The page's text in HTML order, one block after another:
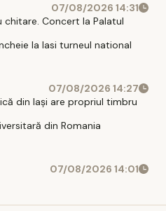
07/08/2026 14:31
Concert la Palatul
la Iasi turneul national
07/08/2026 14:27
din Iași are propriul timbru
din Romania
07/08/2026 14:01